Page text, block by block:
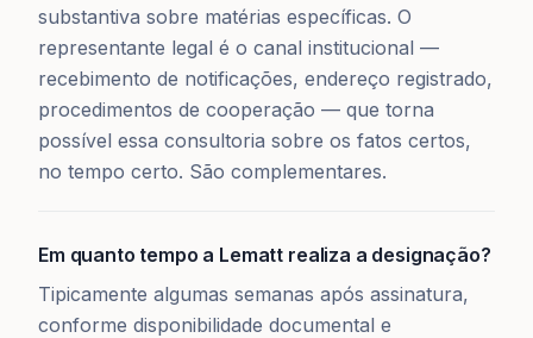
substantiva sobre matérias específicas. O
representante legal é o canal institucional —
recebimento de notificações, endereço registrado,
procedimentos de cooperação — que torna
possível essa consultoria sobre os fatos certos,
no tempo certo. São complementares.
Em quanto tempo a Lematt realiza a designação?
Tipicamente algumas semanas após assinatura,
conforme disponibilidade documental e